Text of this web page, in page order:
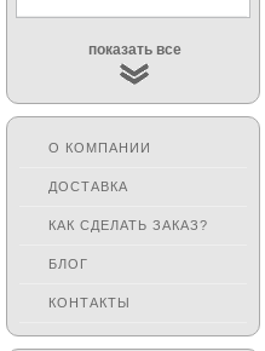
показать все
О КОМПАНИИ
ДОСТАВКА
КАК СДЕЛАТЬ ЗАКАЗ?
БЛОГ
КОНТАКТЫ